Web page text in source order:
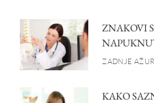
ZNAKOVI
ZADNJE
KAKO